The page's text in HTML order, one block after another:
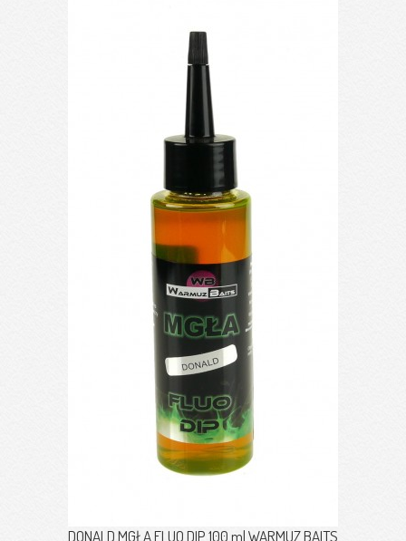
DONALD MGŁA FLUO DIP 100 ml WARMUZ BAITS